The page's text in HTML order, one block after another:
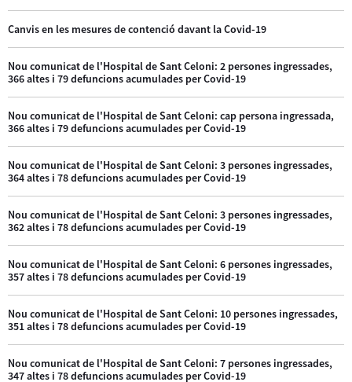
Canvis en les mesures de contenció davant la Covid-19
Nou comunicat de l'Hospital de Sant Celoni: 2 persones ingressades,
366 altes i 79 defuncions acumulades per Covid-19
Nou comunicat de l'Hospital de Sant Celoni: cap persona ingressada,
366 altes i 79 defuncions acumulades per Covid-19
Nou comunicat de l'Hospital de Sant Celoni: 3 persones ingressades,
364 altes i 78 defuncions acumulades per Covid-19
Nou comunicat de l'Hospital de Sant Celoni: 3 persones ingressades,
362 altes i 78 defuncions acumulades per Covid-19
Nou comunicat de l'Hospital de Sant Celoni: 6 persones ingressades,
357 altes i 78 defuncions acumulades per Covid-19
Nou comunicat de l'Hospital de Sant Celoni: 10 persones ingressades,
351 altes i 78 defuncions acumulades per Covid-19
Nou comunicat de l'Hospital de Sant Celoni: 7 persones ingressades,
347 altes i 78 defuncions acumulades per Covid-19